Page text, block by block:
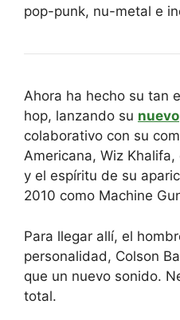
pop-punk, nu-metal e
Ahora ha hecho su tan
hop, lanzando su nuevo
colaborativo con su
Americana, Wiz
y el espíritu de su
2010 como Machine
Para llegar allí, el
personalidad, Colson
que un nuevo sonido.
total.